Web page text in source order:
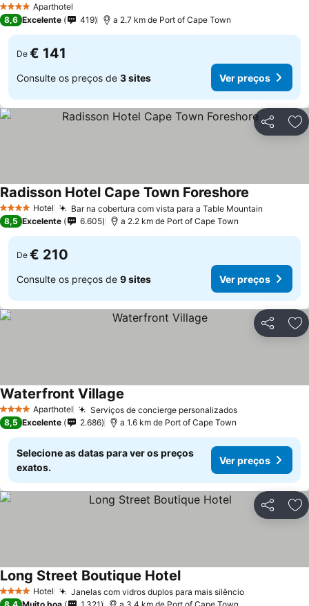
4 EstrelasAparthotel
8,6 Excelente 419 a 2.7 km de Port of Cape Town
De € 141
Consulte os preços de 3 sites Ver preços
Partilhar
4 EstrelasHotel Bar na cobertura com vista para a Table Mountain
Radisson Hotel Cape Town Foreshore
8,5 Excelente 6.605 a 2.2 km de Port of Cape Town
De € 210
Consulte os preços de 9 sites Ver preços
Partilhar
4 EstrelasAparthotel Serviços de concierge personalizados
Waterfront Village
8,5 Excelente 2.686 a 1.6 km de Port of Cape Town
Selecione as datas para ver os preços
exatos.
Ver preços
Partilhar
4 EstrelasHotel Janelas com vidros duplos para mais silêncio
Long Street Boutique Hotel